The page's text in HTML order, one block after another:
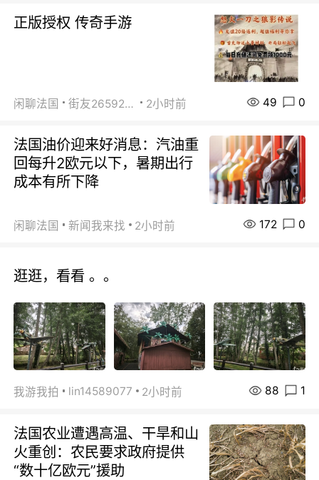
正版授权 传奇手游
闲聊法国 街友26592800 2小时前 49 0
法国油价迎来好消息：汽油重
回每升2欧元以下，暑期出行
成本有所下降
闲聊法国 新闻我来找 2小时前 172 0
逛逛，看看 。。
我游我拍 lin14589077 2小时前 88 1
法国农业遭遇高温、干旱和山
火重创：农民要求政府提供
“数十亿欧元”援助